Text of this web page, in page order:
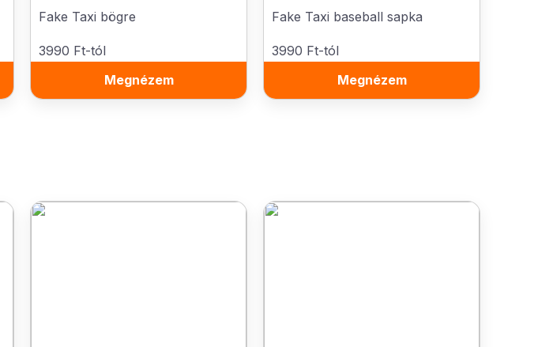
Fake Taxi bögre
3990 Ft-tól
Megnézem
Fake Taxi baseball sapka
3990 Ft-tól
Megnézem